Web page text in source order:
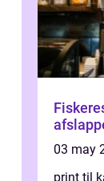
Fiskerestaurant
03 may
print til